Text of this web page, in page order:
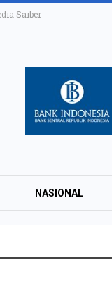
Saiber
NASIONAL